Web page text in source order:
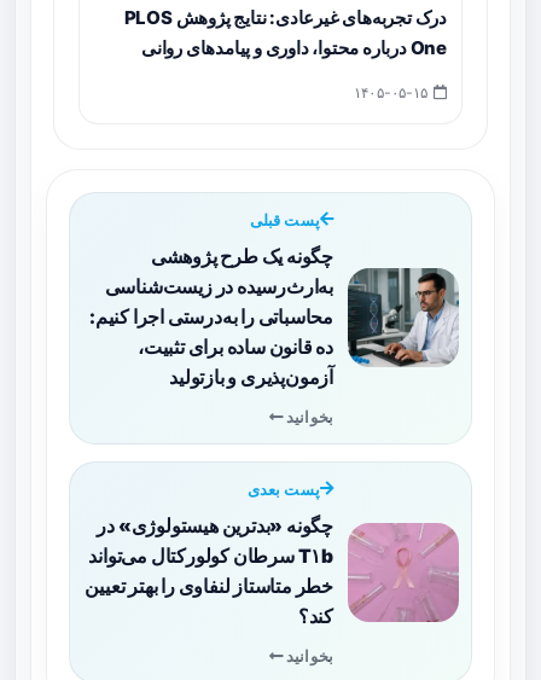
درک تجربه‌های غیرعادی: نتایج پژوهش PLOS
One درباره محتوا، داوری و پیامدهای روانی
پست قبلی
چگونه یک طرح پژوهشی
به‌ارث‌رسیده در زیست‌شناسی
محاسباتی را به‌درستی اجرا کنیم:
ده قانون ساده برای تثبیت،
آزمون‌پذیری و بازتولید
بخوانید
پست بعدی
چگونه «بدترین هیستولوژی» در
T۱b سرطان کولورکتال می‌تواند
خطر متاستاز لنفاوی را بهتر تعیین
کند؟
بخوانید